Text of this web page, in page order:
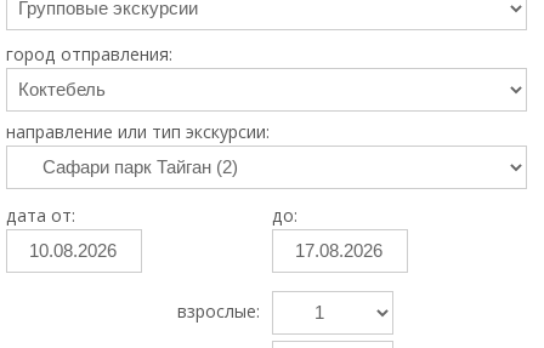
город отправления:
направление или тип экскурсии:
дата от: до:
взрослые: